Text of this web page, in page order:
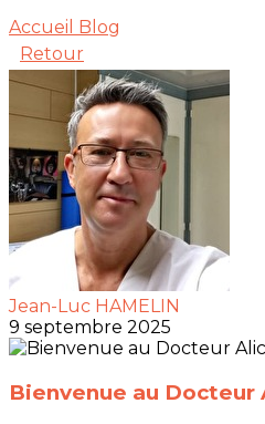
Accueil Blog
Retour
Jean-Luc HAMELIN
9 septembre 2025
Bienvenue au Docteur